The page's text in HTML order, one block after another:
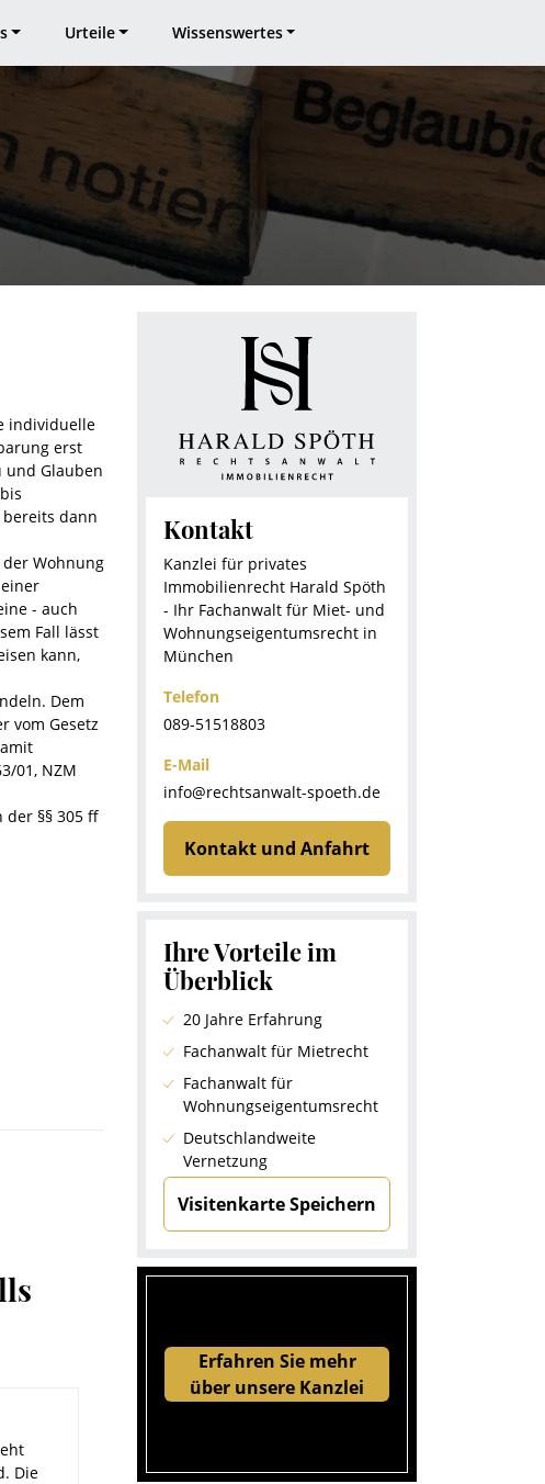
Urteile Wissenswertes
individuelle
erst
und Glauben
bereits dann
Wohnung
- auch
Fall lässt
kann,
Dem
vom Gesetz
01, NZM
§§ 305 ff
Die
Kontakt
Kanzlei für privates
Immobilienrecht Harald Spöth
- Ihr Fachanwalt für Miet- und
Wohnungseigentumsrecht in
München
Telefon
089-51518803
E-Mail
info@rechtsanwalt-spoeth.de
Kontakt und Anfahrt
Ihre Vorteile im
Überblick
20 Jahre Erfahrung
Fachanwalt für Mietrecht
Fachanwalt für
Wohnungseigentumsrecht
Deutschlandweite
Vernetzung
Visitenkarte Speichern
Erfahren Sie mehr
über unsere Kanzlei